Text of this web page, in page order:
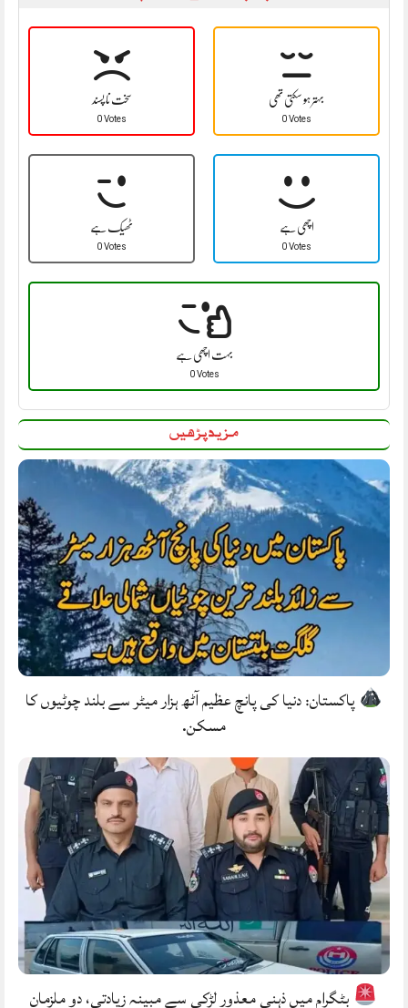
سخت نا پسند
0 Votes
بہتر ہو سکتی تھی
0 Votes
ٹھیک ہے
0 Votes
اچھی ہے
0 Votes
بہت اچھی ہے
0 Votes
مزید پڑھیں
پاکستان: دنیا کی پانچ عظیم آٹھ ہزار میٹر سے بلند چوٹیوں کا
مسکن.
بٹگرام میں ذہنی معذور لڑکی سے مبینہ زیادتی، دو ملزمان